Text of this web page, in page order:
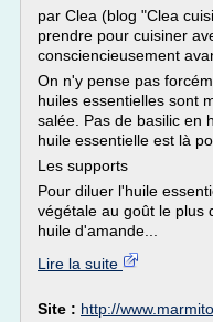
par Clea (blog "Clea
prendre pour cuisiner
consciencieusement
On n'y pense pas
huiles essentielles sont
salée. Pas de basilic en
huile essentielle est là
Les supports
Pour diluer l'huile
végétale au goût le plus
huile d'amande...
Lire la suite
Site : http://